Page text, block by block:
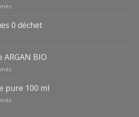
sur
fêtes
0 déchet
BIO
sur
végétale
BIO
pure 100 ml
sur